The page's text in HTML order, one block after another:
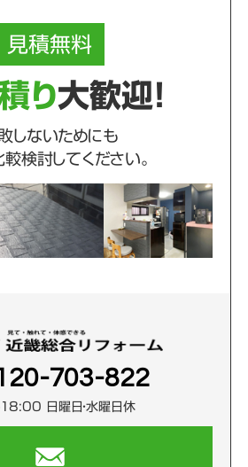
見積無料
り大歓迎！
しないためにも
較検討してください。
703-822
日曜日・水曜日休